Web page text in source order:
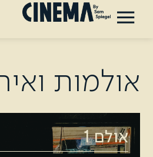
אולמות
אולם 1